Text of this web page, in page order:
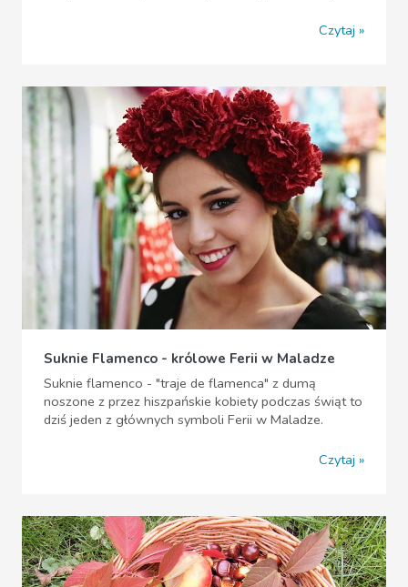
Czytaj
Suknie Flamenco - królowe Ferii w Maladze
Suknie flamenco - "traje de flamenca" z dumą
noszone z przez hiszpańskie kobiety podczas świąt to
dziś jeden z głównych symboli Ferii w Maladze.
Czytaj